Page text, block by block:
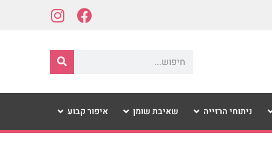
ניתוחי הרזייה שאיבת שומן איפור קבוע